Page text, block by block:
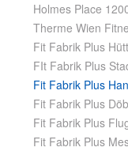
Holmes Place
Therme Wien
Fit Fabrik Plus
FIt Fabrik Plus
Fit Fabrik Plus
Fit Fabrik Plus
Fit Fabrik Plus
Fit Fabrik Plus